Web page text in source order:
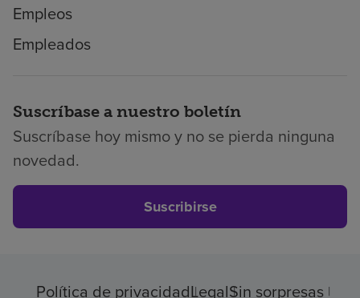
Empleos
Empleados
Suscríbase a nuestro boletín
Suscríbase hoy mismo y no se pierda ninguna
novedad.
Suscribirse
Política de privacidadLegalSin sorpresas